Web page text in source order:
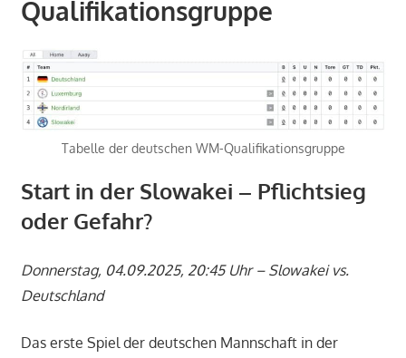
Qualifikationsgruppe
Tabelle der deutschen WM-Qualifikationsgruppe
Start in der Slowakei – Pflichtsieg
oder Gefahr?
Donnerstag, 04.09.2025, 20:45 Uhr – Slowakei vs.
Deutschland
Das erste Spiel der deutschen Mannschaft in der